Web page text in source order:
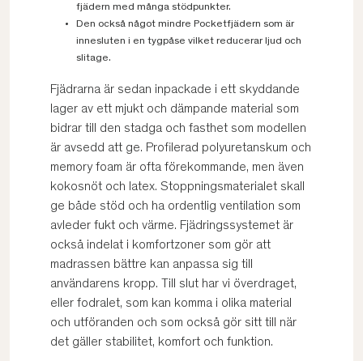
fjädern med många stödpunkter.
Den också något mindre Pocketfjädern som är
innesluten i en tygpåse vilket reducerar ljud och
slitage.
Fjädrarna är sedan inpackade i ett skyddande
lager av ett mjukt och dämpande material som
bidrar till den stadga och fasthet som modellen
är avsedd att ge. Profilerad polyuretanskum och
memory foam är ofta förekommande, men även
kokosnöt och latex. Stoppningsmaterialet skall
ge både stöd och ha ordentlig ventilation som
avleder fukt och värme. Fjädringssystemet är
också indelat i komfortzoner som gör att
madrassen bättre kan anpassa sig till
användarens kropp. Till slut har vi överdraget,
eller fodralet, som kan komma i olika material
och utföranden och som också gör sitt till när
det gäller stabilitet, komfort och funktion.